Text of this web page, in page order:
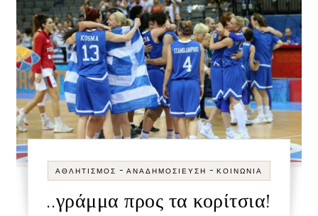
ΑΘΛΗΤΙΣΜΌΣ - ΑΝΑΔΗΜΟΣΊΕΥΣΗ - ΚΟΙΝΩΝΊΑ
..γράμμα προς τα κορίτσια!